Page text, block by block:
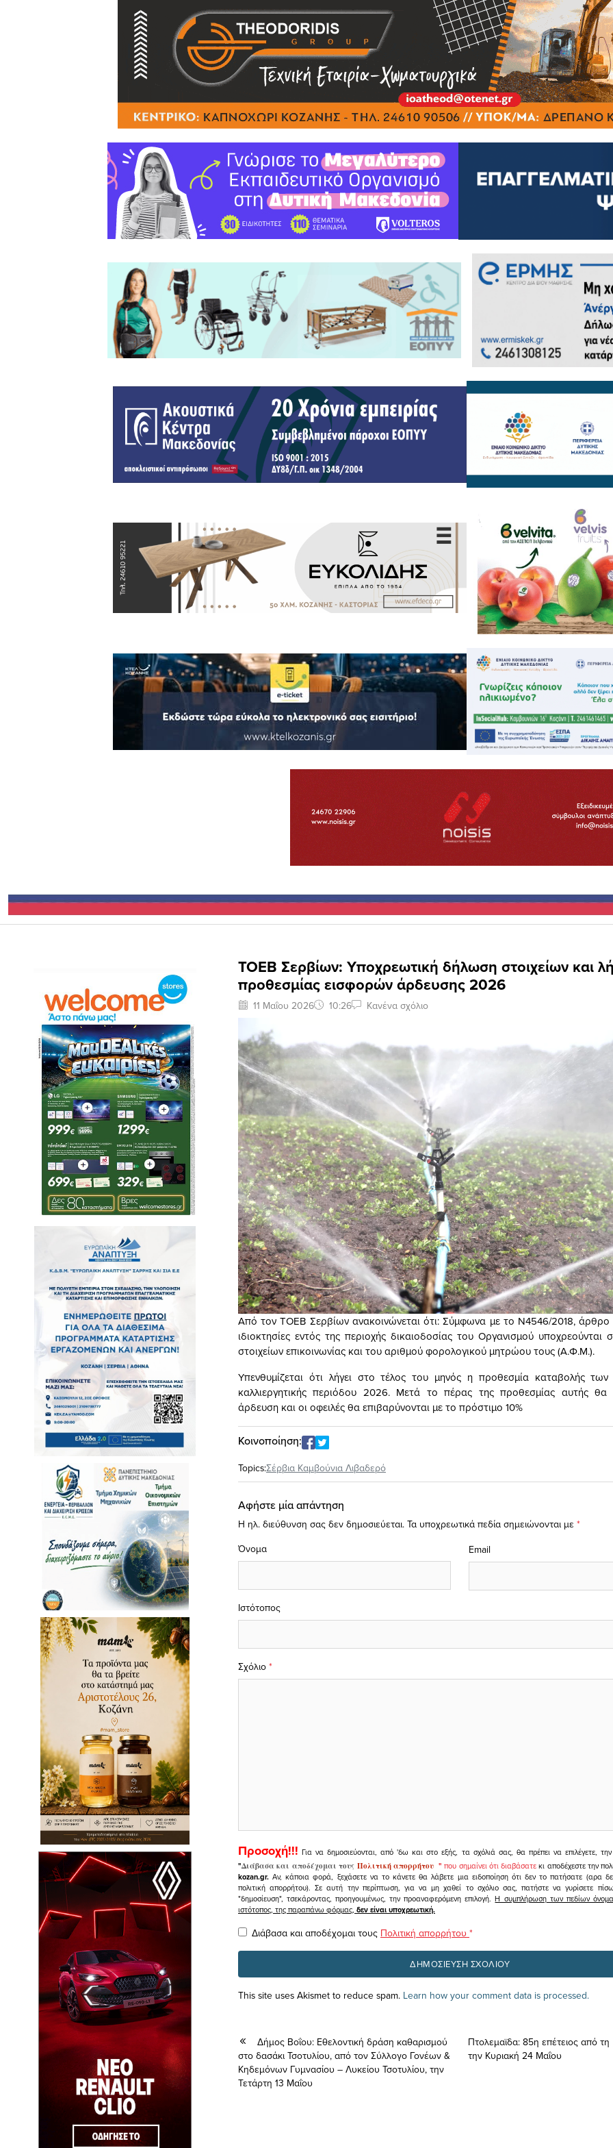
ΤΟΕΒ Σερβίων: Υποχρεωτική δήλωση στοιχείων και
προθεσμίας εισφορών άρδευσης 2026
11 Μαΐου 2026 10:26 Κανένα σχόλιο
Από τον ΤΟΕΒ Σερβίων ανακοινώνεται ότι: Σύμφωνα με το Ν4546/2018, άρθρο
ιδιοκτησίες εντός της περιοχής δικαιοδοσίας του Οργανισμού
στοιχείων επικοινωνίας και του αριθμού φορολογικού μητρώου τους (Α.Φ.Μ.).
Υπενθυμίζεται ότι λήγει στο τέλος του μηνός η προθεσμία καταβολής
καλλιεργητικής περιόδου 2026. Μετά το πέρας της προθεσμίας αυτής θα
άρδευση και οι οφειλές θα επιβαρύνονται με το πρόστιμο 10%
Κοινοποίηση:
Topics:Σέρβια Καμβούνια Λιβαδερό
Αφήστε μία απάντηση
Η ηλ. διεύθυνση σας δεν δημοσιεύεται. Τα υποχρεωτικά πεδία σημειώνονται με *
Σχόλιο *
Όνομα Email
Ιστότοπος
Προσοχή!!! Για να δημοσιεύονται, από 'δω και στο εξής, τα σχόλιά σας, θα πρέπει να επιλέγετε,
"Διάβασα και αποδέχομαι τουςΠολιτική απορρήτου " που σημαίνει ότι διαβάσατεκι αποδέχεστε την
kozan.gr. Αν, κάποια φορά, ξεχάσετε να το κάνετε θα λάβετε μια ειδοποίηση ότι δεν το πατήσατε (αρα
πολιτική απορρήτου). Σε αυτή την περίπτωση, για να μη χαθεί το σχόλιο σας, πατήστε να γυρίσετε
"δημοσίευση", τσεκάροντας, προηγουμένως, την προαναφερόμενη επιλογή.Η συμπλήρωση των πεδίων
ιστότοπος, της παραπάνω φόρμας, δεν είναι υποχρεωτική.
Διάβασα και αποδέχομαι τους Πολιτική απορρήτου *
This site uses Akismet to reduce spam. Learn how your comment data is processed.
Δήμος Βοΐου: Εθελοντική δράση καθαρισμού
στο δασάκι Τσοτυλίου, από τον Σύλλογο Γονέων &
Κηδεμόνων Γυμνασίου – Λυκείου Τσοτυλίου, την
Τετάρτη 13 Μαΐου
Πτολεμαϊδα: 85η επέτειος από
την Κυριακή 24 Μαΐου